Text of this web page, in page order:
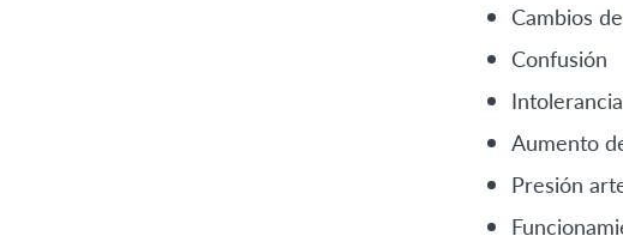
Cambios
Confusión
Aumento
Presión